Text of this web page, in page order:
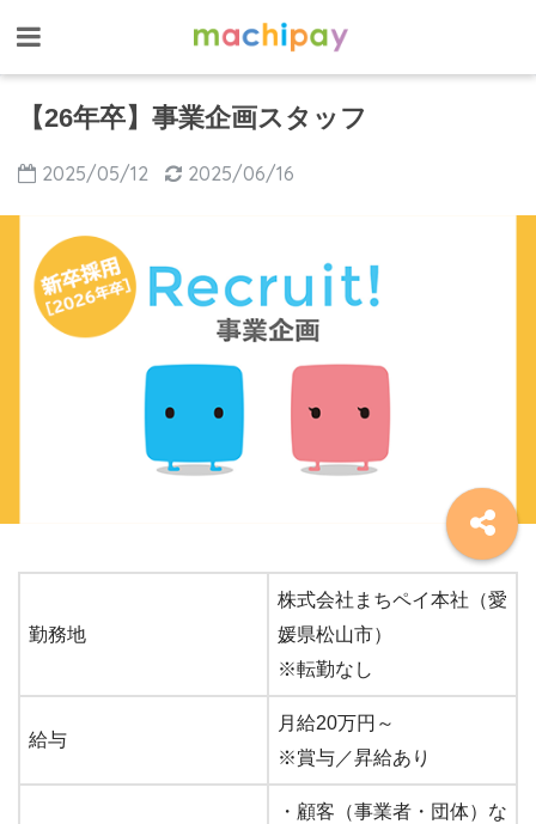
【26年卒】事業企画スタッフ
2025/05/12 2025/06/16
勤務地
株式会社まちペイ本社（愛
媛県松山市）
※転勤なし
給与
月給20万円～
※賞与／昇給あり
・顧客（事業者・団体）な